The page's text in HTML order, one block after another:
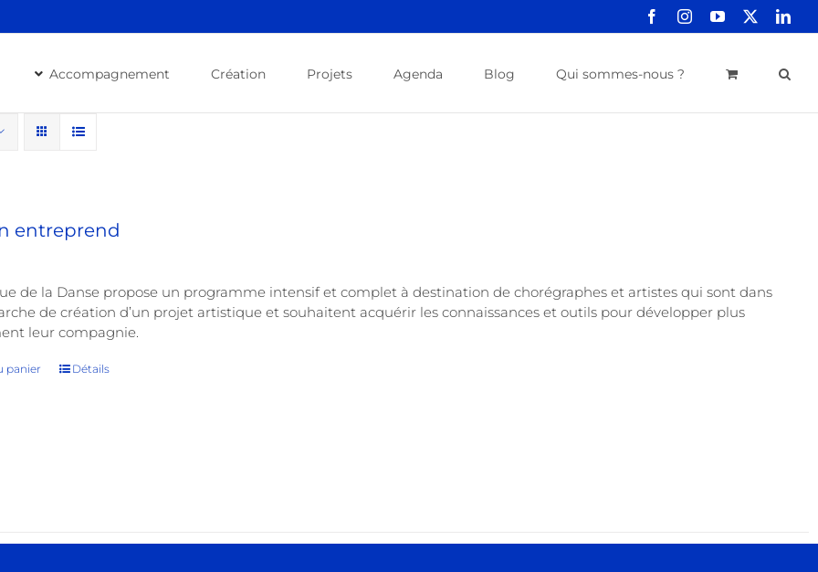
FacebookInstagramYouTube
Accompagnement Création Projets Agenda Blog Qui sommes-nous ?
entreprend
de la Danse propose un programme intensif et complet à destination de chorégraphes et artistes qui sont dans
de création d’un projet artistique et souhaitent acquérir les connaissances et outils pour développer plus
leur compagnie.
panier Détails